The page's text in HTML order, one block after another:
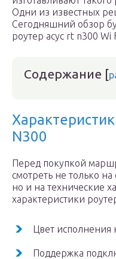
Одни из известных
Сегодняшний обзор
роутер асус rt n300 Wi
Содержание [
N300
Перед покупкой
смотреть не только
но и на технические
характеристики
Цвет исполнения
Поддержка